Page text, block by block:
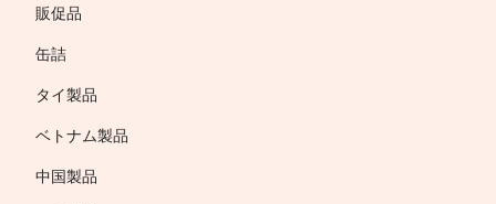
販促品
缶詰
タイ製品
ベトナム製品
中国製品